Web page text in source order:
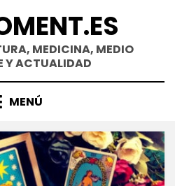
MEDICINA, MEDIO
Y ACTUALIDAD
MENÚ